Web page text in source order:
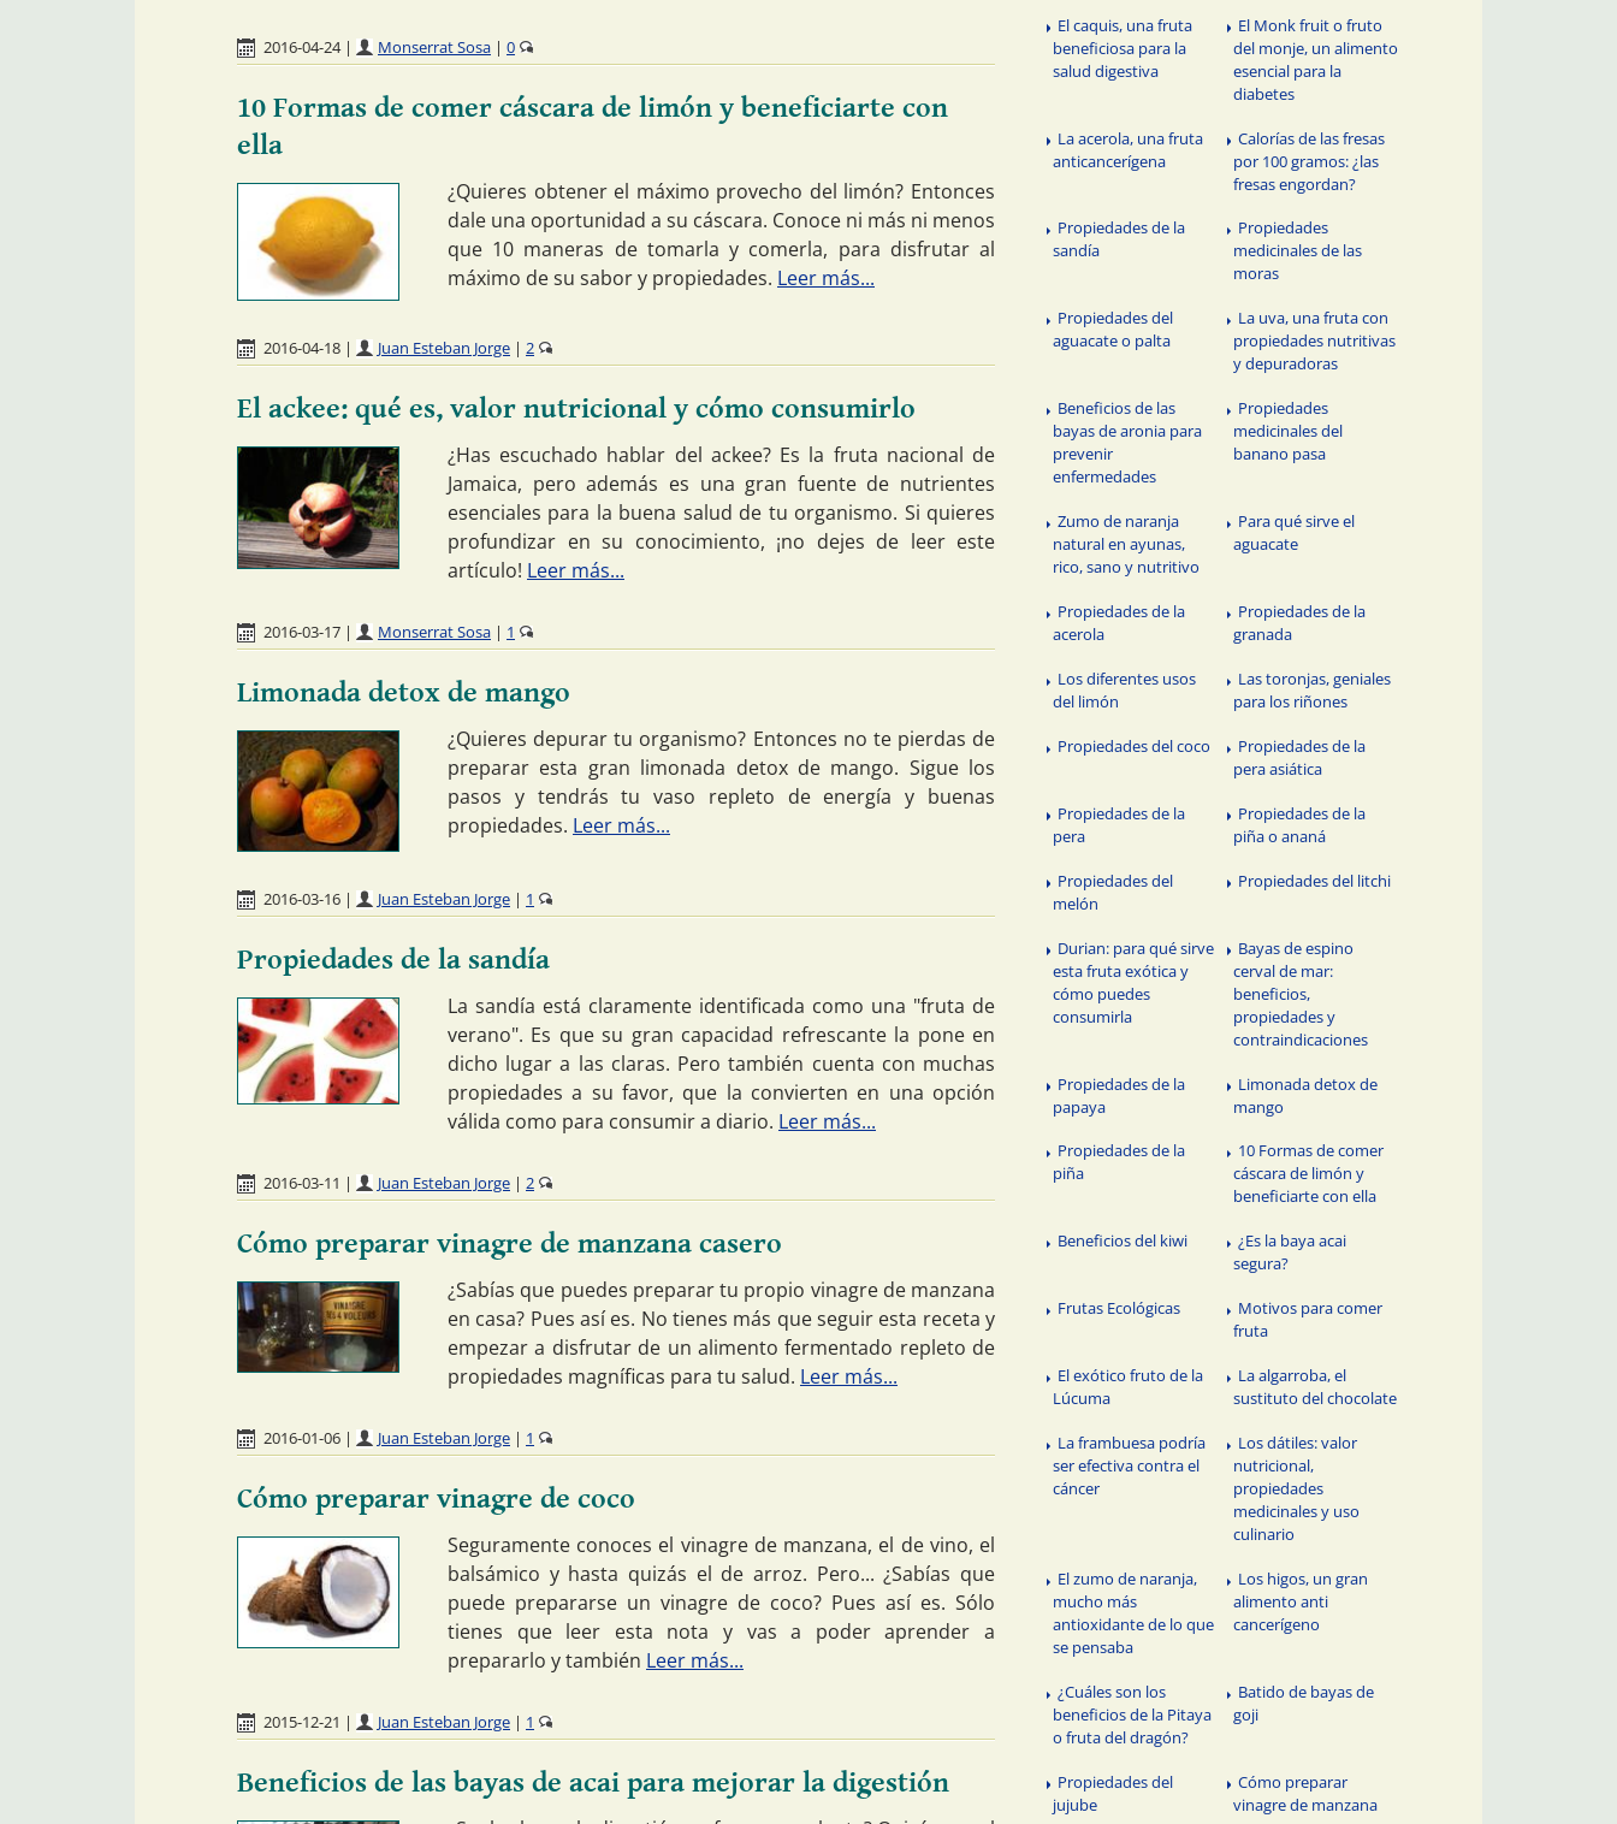
2016-04-24 | Monserrat Sosa | 0
10 Formas de comer cáscara de limón y beneficiarte con
ella
¿Quieres obtener el máximo provecho del limón? Entonces
dale una oportunidad a su cáscara. Conoce ni más ni menos
que 10 maneras de tomarla y comerla, para disfrutar al
máximo de su sabor y propiedades. Leer más...
2016-04-18 | Juan Esteban Jorge | 2
El ackee: qué es, valor nutricional y cómo consumirlo
¿Has escuchado hablar del ackee? Es la fruta nacional de
Jamaica, pero además es una gran fuente de nutrientes
esenciales para la buena salud de tu organismo. Si quieres
profundizar en su conocimiento, ¡no dejes de leer este
artículo! Leer más...
2016-03-17 | Monserrat Sosa | 1
Limonada detox de mango
¿Quieres depurar tu organismo? Entonces no te pierdas de
preparar esta gran limonada detox de mango. Sigue los
pasos y tendrás tu vaso repleto de energía y buenas
propiedades. Leer más...
2016-03-16 | Juan Esteban Jorge | 1
Propiedades de la sandía
La sandía está claramente identificada como una "fruta de
verano". Es que su gran capacidad refrescante la pone en
dicho lugar a las claras. Pero también cuenta con muchas
propiedades a su favor, que la convierten en una opción
válida como para consumir a diario. Leer más...
2016-03-11 | Juan Esteban Jorge | 2
Cómo preparar vinagre de manzana casero
¿Sabías que puedes preparar tu propio vinagre de manzana
en casa? Pues así es. No tienes más que seguir esta receta y
empezar a disfrutar de un alimento fermentado repleto de
propiedades magníficas para tu salud. Leer más...
2016-01-06 | Juan Esteban Jorge | 1
Cómo preparar vinagre de coco
Seguramente conoces el vinagre de manzana, el de vino, el
balsámico y hasta quizás el de arroz. Pero... ¿Sabías que
puede prepararse un vinagre de coco? Pues así es. Sólo
tienes que leer esta nota y vas a poder aprender a
prepararlo y también Leer más...
2015-12-21 | Juan Esteban Jorge | 1
Beneficios de las bayas de acai para mejorar la digestión
El caquis, una fruta
beneficiosa para la
salud digestiva
El Monk fruit o fruto
del monje, un alimento
esencial para la
diabetes
La acerola, una fruta
anticancerígena
Calorías de las fresas
por 100 gramos: ¿las
fresas engordan?
Propiedades de la
sandía
Propiedades
medicinales de las
moras
Propiedades del
aguacate o palta
La uva, una fruta con
propiedades nutritivas
y depuradoras
Beneficios de las
bayas de aronia para
prevenir
enfermedades
Propiedades
medicinales del
banano pasa
Zumo de naranja
natural en ayunas,
rico, sano y nutritivo
Para qué sirve el
aguacate
Propiedades de la
acerola
Propiedades de la
granada
Los diferentes usos
del limón
Las toronjas, geniales
para los riñones
Propiedades del coco
Propiedades de la
pera asiática
Propiedades de la
pera
Propiedades de la
piña o ananá
Propiedades del
melón
Propiedades del litchi
Durian: para qué sirve
esta fruta exótica y
cómo puedes
consumirla
Bayas de espino
cerval de mar:
beneficios,
propiedades y
contraindicaciones
Propiedades de la
papaya
Limonada detox de
mango
Propiedades de la
piña
10 Formas de comer
cáscara de limón y
beneficiarte con ella
Beneficios del kiwi
¿Es la baya acai
segura?
Frutas Ecológicas
Motivos para comer
fruta
El exótico fruto de la
Lúcuma
La algarroba, el
sustituto del chocolate
La frambuesa podría
ser efectiva contra el
cáncer
Los dátiles: valor
nutricional,
propiedades
medicinales y uso
culinario
El zumo de naranja,
mucho más
antioxidante de lo que
se pensaba
Los higos, un gran
alimento anti
cancerígeno
¿Cuáles son los
beneficios de la Pitaya
o fruta del dragón?
Batido de bayas de
goji
Propiedades del
jujube
Cómo preparar
vinagre de manzana